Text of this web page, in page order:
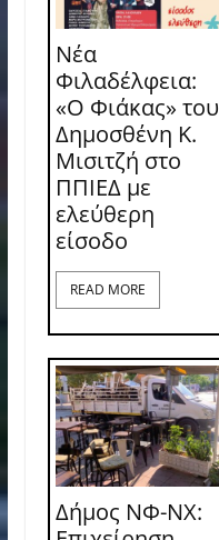
Νέα
Φιλαδέλφεια:
«Ο Φιάκας» του
Δημοσθένη Κ.
Μισιτζή στο
ΠΠΙΕΔ με
ελεύθερη
είσοδο
READ MORE
Δήμος ΝΦ-ΝΧ: